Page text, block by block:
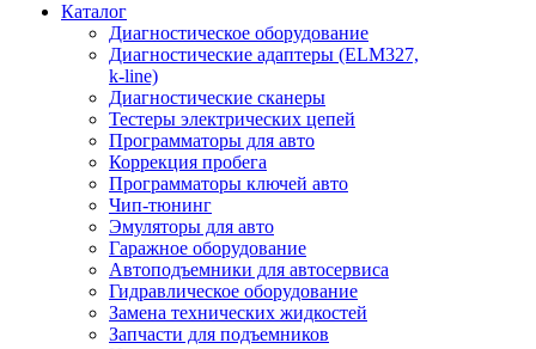
Каталог
Диагностическое оборудование
Диагностические адаптеры (ELM327,
k-line)
Диагностические сканеры
Тестеры электрических цепей
Программаторы для авто
Коррекция пробега
Программаторы ключей авто
Чип-тюнинг
Эмуляторы для авто
Гаражное оборудование
Автоподъемники для автосервиса
Гидравлическое оборудование
Замена технических жидкостей
Запчасти для подъемников